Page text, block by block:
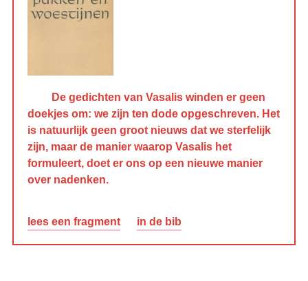
De gedichten van Vasalis winden er geen
doekjes om: we zijn ten dode opgeschreven. Het
is natuurlijk geen groot nieuws dat we sterfelijk
zijn, maar de manier waarop Vasalis het
formuleert, doet er ons op een nieuwe manier
over nadenken.
lees een fragment in de bib